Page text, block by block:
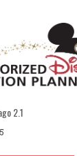
2.1